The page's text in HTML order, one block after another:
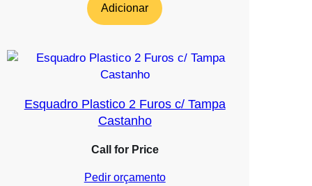
Adicionar
Esquadro Plastico 2 Furos c/ Tampa
Castanho
Call for Price
Pedir orçamento